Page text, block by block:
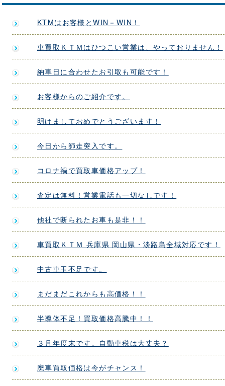
KTMはお客様とWIN－WIN！
車買取ＫＴＭはひつこい営業は、やっておりません！
納車日に合わせたお引取も可能です！
お客様からのご紹介です。
明けましておめでとうございます！
今日から師走突入です。
コロナ禍で買取車価格アップ！
査定は無料！営業電話も一切なしです！
他社で断られたお車も是非！！
車買取ＫＴＭ 兵庫県 岡山県・淡路島全域対応です！
中古車玉不足です。
まだまだこれからも高価格！！
半導体不足！買取価格高騰中！！
３月年度末です。自動車税は大丈夫？
廃車買取価格は今がチャンス！